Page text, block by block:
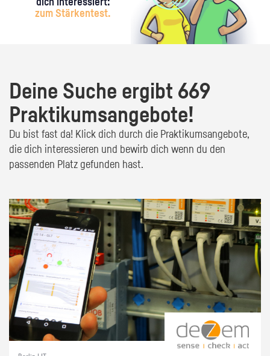
dich interessiert:
zum Stärkentest.
Deine Suche ergibt 669
Praktikumsangebote!
Du bist fast da! Klick dich durch die Praktikumsangebote,
die dich interessieren und bewirb dich wenn du den
passenden Platz gefunden hast.